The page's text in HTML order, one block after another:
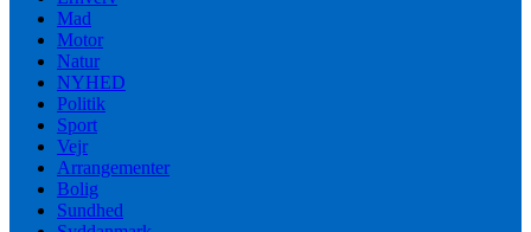
Mad
Motor
Natur
NYHED
Politik
Sport
Vejr
Arrangementer
Bolig
Sundhed